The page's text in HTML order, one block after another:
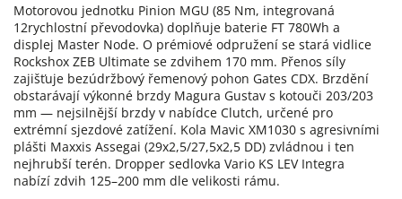
Motorovou jednotku Pinion MGU (85 Nm, integrovaná
12rychlostní převodovka) doplňuje baterie FT 780Wh a
displej Master Node. O prémiové odpružení se stará vidlice
Rockshox ZEB Ultimate se zdvihem 170 mm. Přenos síly
zajišťuje bezúdržbový řemenový pohon Gates CDX. Brzdění
obstarávají výkonné brzdy Magura Gustav s kotouči 203/203
mm — nejsilnější brzdy v nabídce Clutch, určené pro
extrémní sjezdové zatížení. Kola Mavic XM1030 s agresivními
plášti Maxxis Assegai (29x2,5/27,5x2,5 DD) zvládnou i ten
nejhrubší terén. Dropper sedlovka Vario KS LEV Integra
nabízí zdvih 125–200 mm dle velikosti rámu.